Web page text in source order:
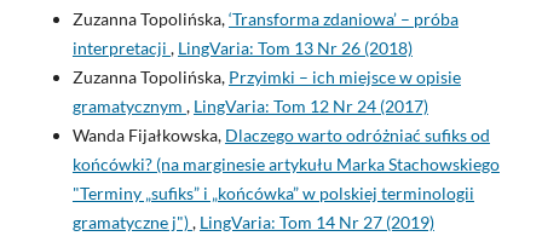
Zuzanna Topolińska,‘Transforma zdaniowa’ – próba
interpretacji , LingVaria: Tom 13 Nr 26 (2018)
Zuzanna Topolińska, Przyimki – ich miejsce w opisie
gramatycznym , LingVaria: Tom 12 Nr 24 (2017)
Wanda Fijałkowska, Dlaczego warto odróżniać sufiks od
końcówki? (na marginesie artykułu Marka Stachowskiego
"Terminy „sufiks” i „końcówka” w polskiej terminologii
gramatyczne j"), LingVaria: Tom 14 Nr 27 (2019)